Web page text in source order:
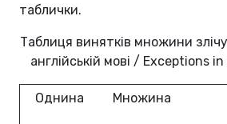
таблички.
Таблиця винятків множини
англійській мові / Exceptions
Однина Множина